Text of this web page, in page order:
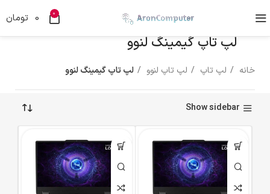
0
0 تومان
لپ تاپ گیمینگ لنوو
خانه لپ تاپ لپ تاپ لنوو لپ تاپ گیمینگ لنوو
Show sidebar